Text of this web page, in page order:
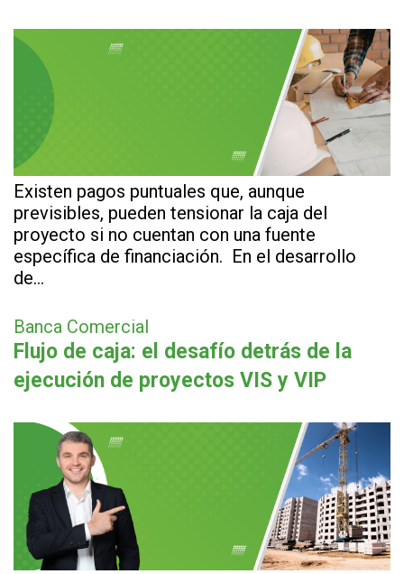
Existen pagos puntuales que, aunque
previsibles, pueden tensionar la caja del
proyecto si no cuentan con una fuente
específica de financiación. En el desarrollo
de…
Banca Comercial
Flujo de caja: el desafío detrás de la
ejecución de proyectos VIS y VIP